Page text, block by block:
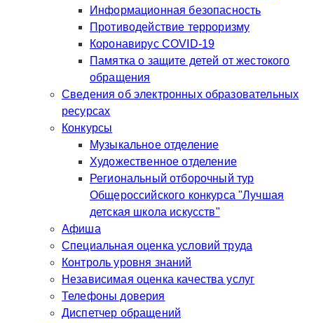
Информационная безопасность
Противодействие терроризму
Коронавирус COVID-19
Памятка о защите детей от жестокого
обращения
Сведения об электронных образовательных
ресурсах
Конкурсы
Музыкальное отделение
Художественное отделение
Региональный отборочный тур
Общероссийского конкурса "Лучшая
детская школа искусств"
Афиша
Специальная оценка условий труда
Контроль уровня знаний
Независимая оценка качества услуг
Телефоны доверия
Диспетчер обращений